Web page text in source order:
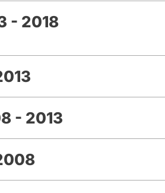
- 2018
- 2013